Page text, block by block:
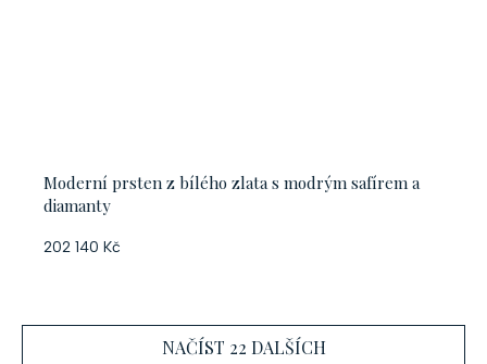
Moderní prsten z bílého zlata s modrým safírem a
diamanty
202 140 Kč
NAČÍST 22 DALŠÍCH